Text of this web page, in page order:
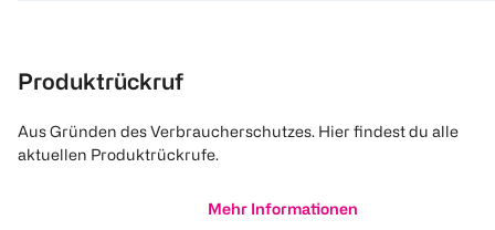
Produktrückruf
Aus Gründen des Verbraucherschutzes. Hier findest du alle
aktuellen Produktrückrufe.
Mehr Informationen